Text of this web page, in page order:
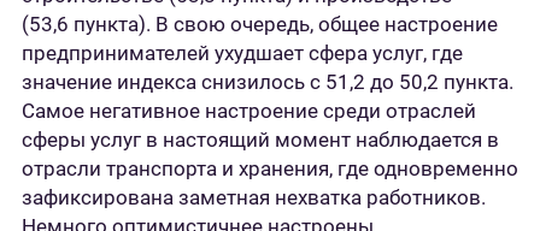
(53,6 пункта). В свою очередь, общее настроение
предпринимателей ухудшает сфера услуг, где
значение индекса снизилось с 51,2 до 50,2 пункта.
Самое негативное настроение среди отраслей
сферы услуг в настоящий момент наблюдается в
отрасли транспорта и хранения, где одновременно
зафиксирована заметная нехватка работников.
Немного оптимистичнее настроены